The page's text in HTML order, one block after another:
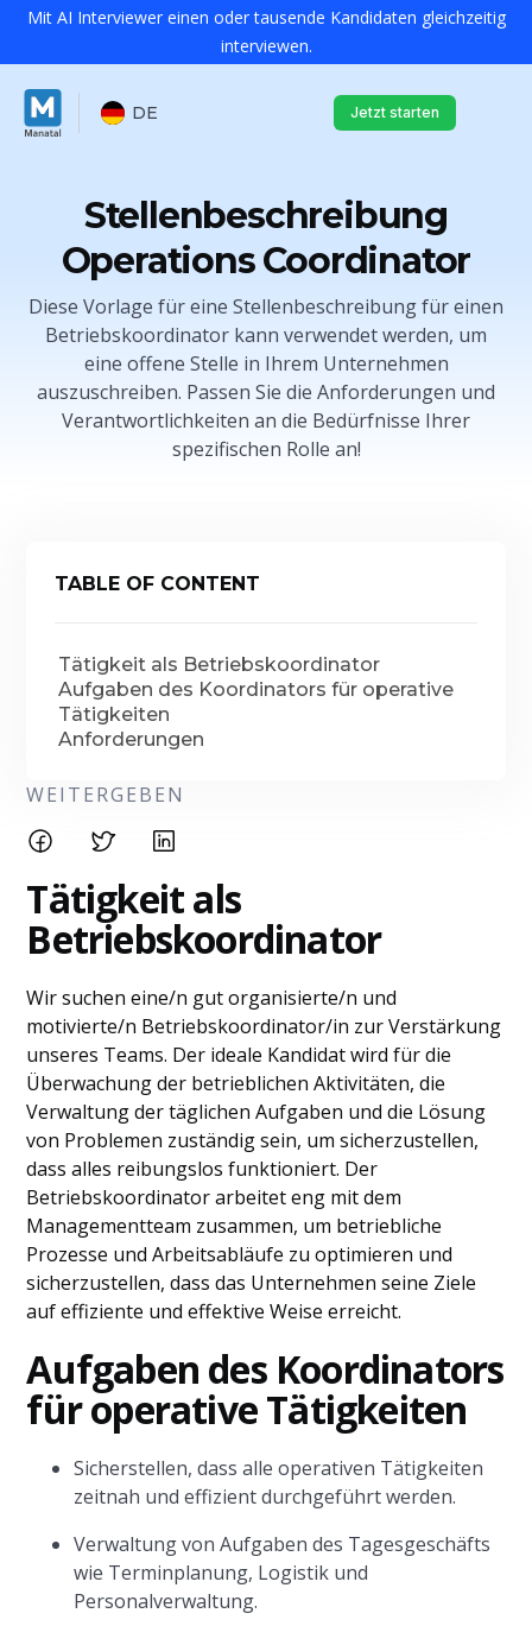
Mit AI Interviewer einen oder tausende Kandidaten gleichzeitig
interviewen.
DE Jetzt starten
Stellenbeschreibung
Operations Coordinator
Diese Vorlage für eine Stellenbeschreibung für einen
Betriebskoordinator kann verwendet werden, um
eine offene Stelle in Ihrem Unternehmen
auszuschreiben. Passen Sie die Anforderungen und
Verantwortlichkeiten an die Bedürfnisse Ihrer
spezifischen Rolle an!
TABLE OF CONTENT
Tätigkeit als Betriebskoordinator
Aufgaben des Koordinators für operative
Tätigkeiten
Anforderungen
WEITERGEBEN
Tätigkeit als
Betriebskoordinator
Wir suchen eine/n gut organisierte/n und
motivierte/n Betriebskoordinator/in zur Verstärkung
unseres Teams. Der ideale Kandidat wird für die
Überwachung der betrieblichen Aktivitäten, die
Verwaltung der täglichen Aufgaben und die Lösung
von Problemen zuständig sein, um sicherzustellen,
dass alles reibungslos funktioniert. Der
Betriebskoordinator arbeitet eng mit dem
Managementteam zusammen, um betriebliche
Prozesse und Arbeitsabläufe zu optimieren und
sicherzustellen, dass das Unternehmen seine Ziele
auf effiziente und effektive Weise erreicht.
Aufgaben des Koordinators
für operative Tätigkeiten
Sicherstellen, dass alle operativen Tätigkeiten
zeitnah und effizient durchgeführt werden.
Verwaltung von Aufgaben des Tagesgeschäfts
wie Terminplanung, Logistik und
Personalverwaltung.